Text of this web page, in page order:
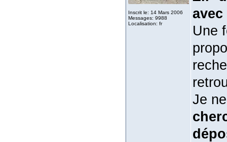
Inscrit le: 14 Mars 2006
Messages: 9988
Localisation: fr
Une
Je